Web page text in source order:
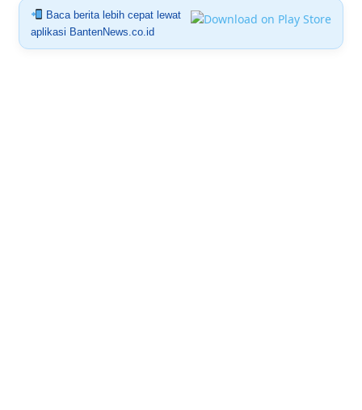
Baca berita lebih cepat lewat
aplikasi BantenNews.co.id